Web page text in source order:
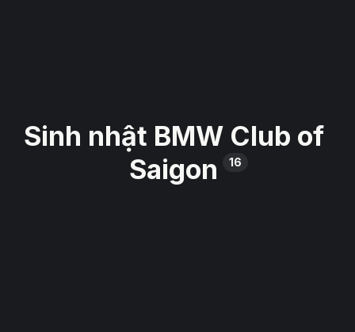
Sinh nhật BMW Club of
Saigon
16